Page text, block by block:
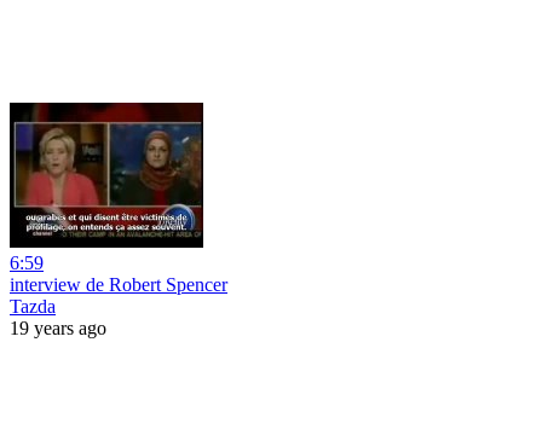
6:59
interview de Robert Spencer
Tazda
19 years ago